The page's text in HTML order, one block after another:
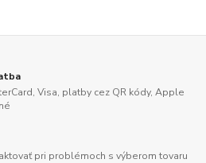
Visa, platby cez QR kódy, Apple
pri problémoch s výberom tovaru